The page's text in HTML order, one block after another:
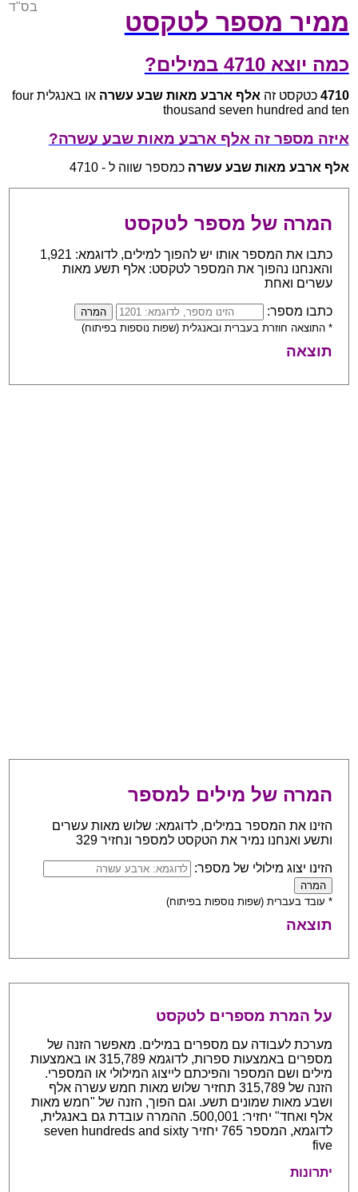
ממיר מספר לטקסט
בס"ד
כמה יוצא 4710 במילים?
4710 כטקסט זה אלף ארבע מאות שבע עשרה
או באנגלית four
thousand seven hundred and ten
איזה מספר זה אלף ארבע מאות שבע עשרה?
אלף ארבע מאות שבע עשרה כמספר שווה ל - 4710
המרה של מספר לטקסט
כתבו את המספר אותו יש להפוך למילים, לדוגמא: 1,921
והאנחנו נהפוך את המספר לטקסט: אלף תשע מאות
עשרים ואחת
כתבו מספר:
* התוצאה חוזרת בעברית ובאנגלית (שפות נוספות בפיתוח)
תוצאה
המרה של מילים למספר
הזינו את המספר במילים, לדוגמא: שלוש מאות עשרים
ותשע ואנחנו נמיר את הטקסט למספר ונחזיר 329
הזינו יצוג מילולי של מספר:
* עובד בעברית (שפות נוספות בפיתוח)
תוצאה
על המרת מספרים לטקסט
מערכת לעבודה עם מספרים במילים. מאפשר הזנה של
מספרים באמצעות ספרות, לדוגמא 315,789 או באמצעות
מילים ושם המספר והפיכתם לייצוג המילולי או המספרי.
הזנה של 315,789 תחזיר שלוש מאות חמש עשרה אלף
ושבע מאות שמונים תשע. וגם הפוך, הזנה של "חמש מאות
אלף ואחד" יחזיר: 500,001. ההמרה עובדת גם באנגלית,
לדוגמא, המספר 765 יחזיר seven hundreds and sixty
five
יתרונות